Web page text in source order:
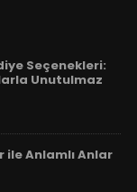
Seçenekleri:
Unutulmaz
ile Anlamlı Anlar